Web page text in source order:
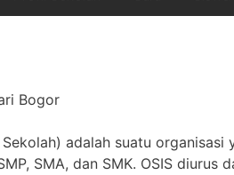
Bogor
Sekolah) adalah suatu
SMA, dan SMK. OSIS diurus